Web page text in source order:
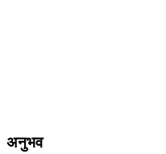
अनुभव